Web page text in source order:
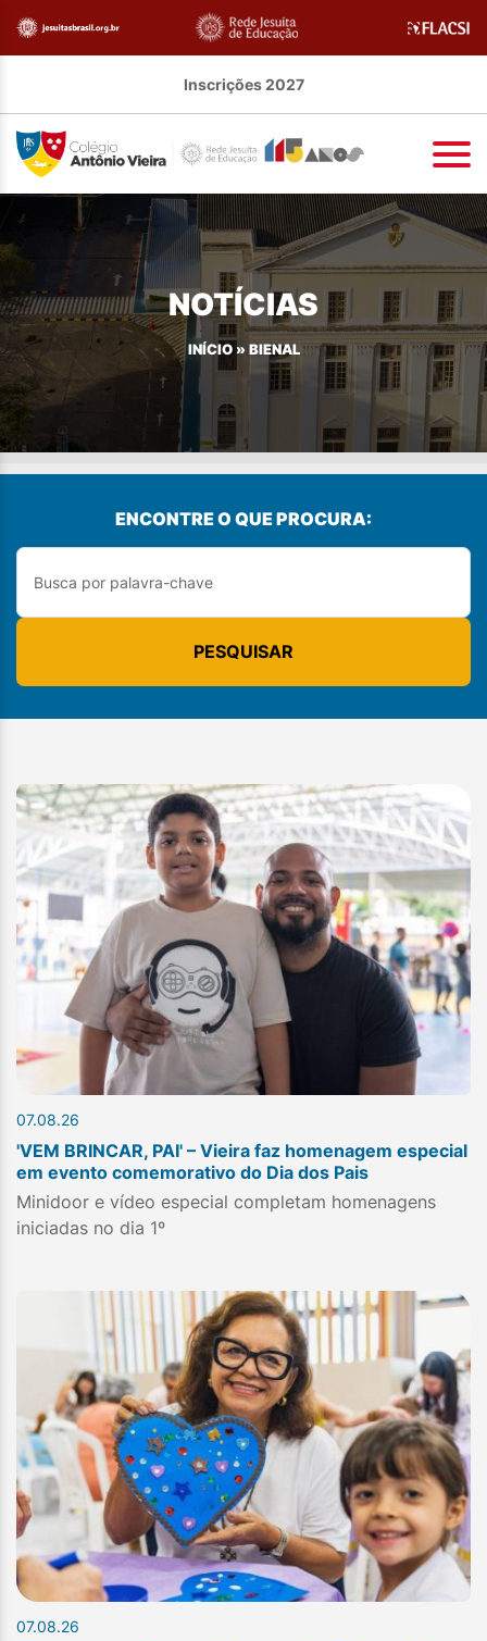
Inscrições 2027
NOTÍCIAS
INÍCIO» BIENAL
ENCONTRE O QUE PROCURA:
PESQUISAR
07.08.26
'VEM BRINCAR, PAI' – Vieira faz homenagem especial
em evento comemorativo do Dia dos Pais
Minidoor e vídeo especial completam homenagens
iniciadas no dia 1º
07.08.26